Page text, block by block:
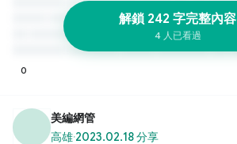
解鎖 242 字完整內容
4 人已看過
0
美編網管
高雄·2023.02.18 分享